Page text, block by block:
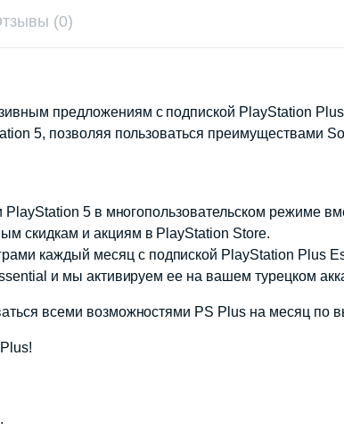
(0)
предложениям с подпиской PlayStation
5, позволяя пользоваться преимуществами
5 в многопользовательском режиме
скидкам и акциям в PlayStation Store.
каждый месяц с подпиской PlayStation Plus
и мы активируем ее на вашем турецком
всеми возможностями PS Plus на месяц по